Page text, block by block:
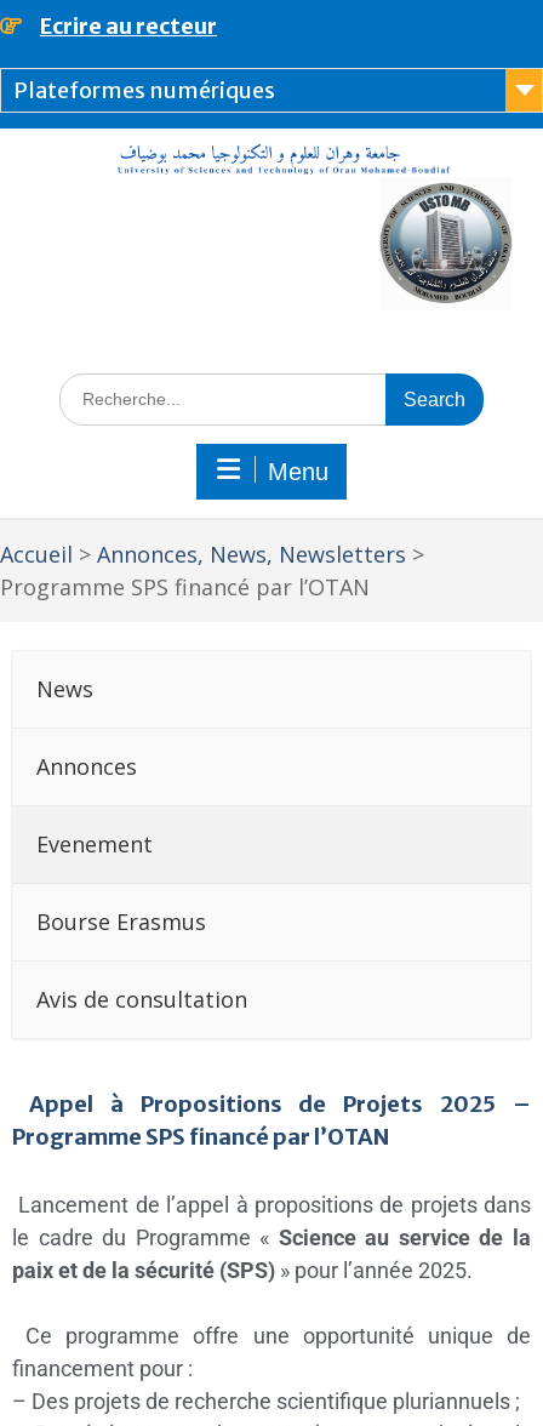
principal
Ecrire au recteur
Plateformes numériques
Menu
Accueil > Annonces, News, Newsletters >
Programme SPS financé par l’OTAN
News
Annonces
Evenement
Bourse Erasmus
Avis de consultation
Appel à Propositions de Projets 2025 –
Programme SPS financé par l’OTAN
Lancement de l’appel à propositions de projets dans
le cadre du Programme « Science au service de la
paix et de la sécurité (SPS) » pour l’année 2025.
Ce programme offre une opportunité unique de
financement pour :
– Des projets de recherche scientifique pluriannuels ;